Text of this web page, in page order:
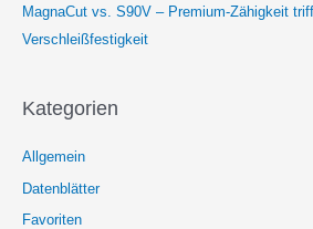
MagnaCut vs. S90V – Premium-Zähigkeit
Verschleißfestigkeit
Kategorien
Allgemein
Datenblätter
Favoriten